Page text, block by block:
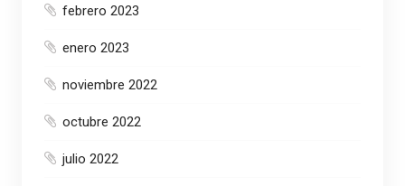
febrero 2023
enero 2023
noviembre 2022
octubre 2022
julio 2022